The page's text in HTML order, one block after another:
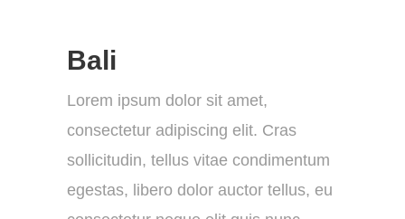
Bali
Lorem ipsum dolor sit amet,
consectetur adipiscing elit. Cras
sollicitudin, tellus vitae condimentum
egestas, libero dolor auctor tellus, eu